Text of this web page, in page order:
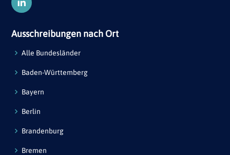
Ausschreibungen nach Ort
Alle Bundesländer
Baden-Württemberg
Bayern
Berlin
Brandenburg
Bremen